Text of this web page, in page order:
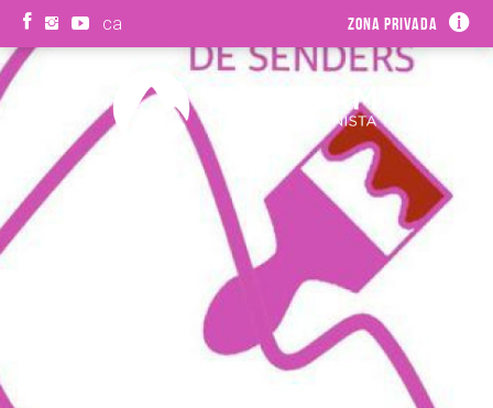
ca Zona privada